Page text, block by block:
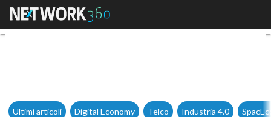
Oi, ok condizionato degli
Ultimi articoli Digital Economy Telco Industria 4.0